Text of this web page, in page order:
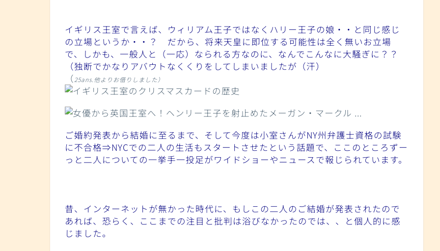
イギリス王室で言えば、ウィリアム王子ではなくハリー王子の娘・・と同じ感じ
の立場というか・・？ だから、将来天皇に即位する可能性は全く無いお立場
で、しかも、一般人と（一応）なられる方なのに、なんでこんなに大騒ぎに？？
（独断でかなりアバウトなくくりをしてしまいましたが（汗）
（ 25ans.他よりお借りしました）
ご婚約発表から結婚に至るまで、そして今度は小室さんがNY州弁護士資格の試験
に不合格⇒NYCでの二人の生活もスタートさせたという話題で、ここのところずー
っと二人についての一挙手一投足がワイドショーやニュースで報じられています。
昔、インターネットが無かった時代に、もしこの二人のご結婚が発表されたので
あれば、恐らく、ここまでの注目と批判は浴びなかったのでは、、と個人的に感
じました。